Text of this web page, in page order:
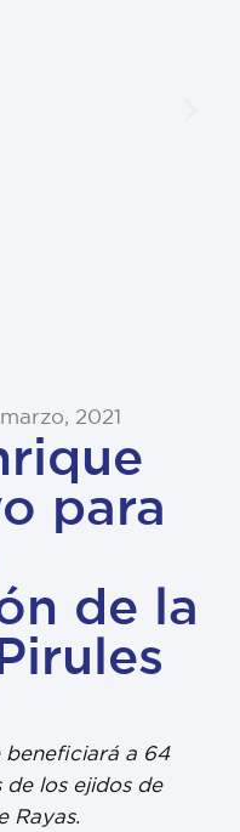
2021
para
de la
beneficiará a 64
los ejidos de
Rayas.